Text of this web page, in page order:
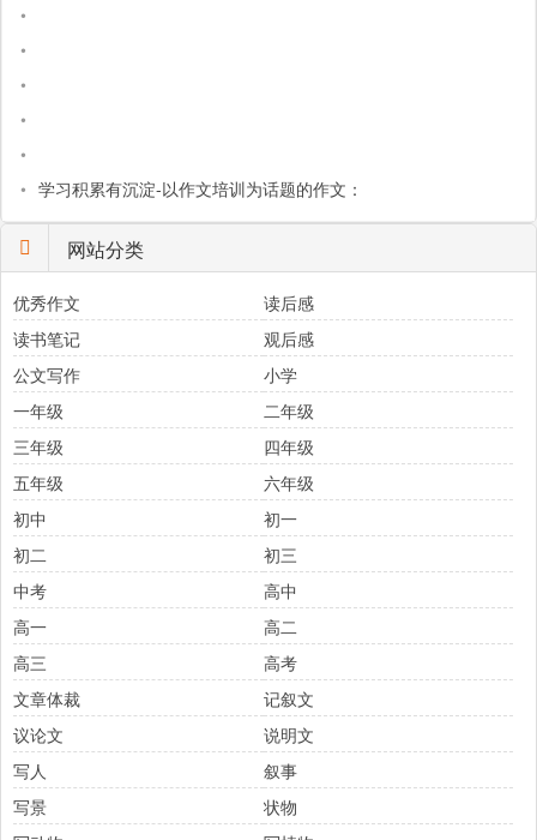
•
•
•
•
•
• 学习积累有沉淀-以作文培训为话题的作文：
网站分类
优秀作文
读后感
读书笔记
观后感
公文写作
小学
一年级
二年级
三年级
四年级
五年级
六年级
初中
初一
初二
初三
中考
高中
高一
高二
高三
高考
文章体裁
记叙文
议论文
说明文
写人
叙事
写景
状物